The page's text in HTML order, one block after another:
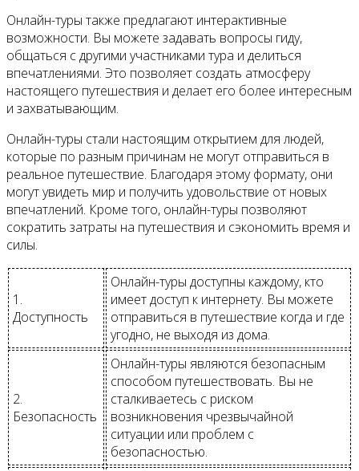
Онлайн-туры также предлагают интерактивные
возможности. Вы можете задавать вопросы гиду,
общаться с другими участниками тура и делиться
впечатлениями. Это позволяет создать атмосферу
настоящего путешествия и делает его более интересным
и захватывающим.
Онлайн-туры стали настоящим открытием для людей,
которые по разным причинам не могут отправиться в
реальное путешествие. Благодаря этому формату, они
могут увидеть мир и получить удовольствие от новых
впечатлений. Кроме того, онлайн-туры позволяют
сократить затраты на путешествия и сэкономить время и
силы.
1.
Доступность
Онлайн-туры доступны каждому, кто
имеет доступ к интернету. Вы можете
отправиться в путешествие когда и где
угодно, не выходя из дома.
2.
Безопасность
Онлайн-туры являются безопасным
способом путешествовать. Вы не
сталкиваетесь с риском
возникновения чрезвычайной
ситуации или проблем с
безопасностью.